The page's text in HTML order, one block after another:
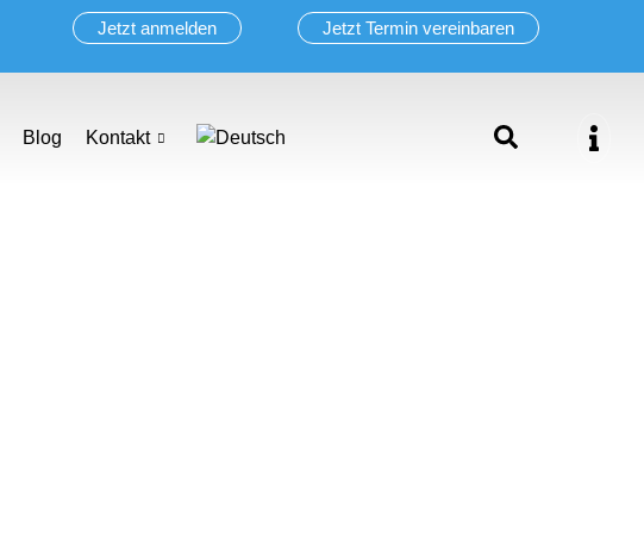
Jetzt anmelden Jetzt Termin vereinbaren
Blog Kontakt